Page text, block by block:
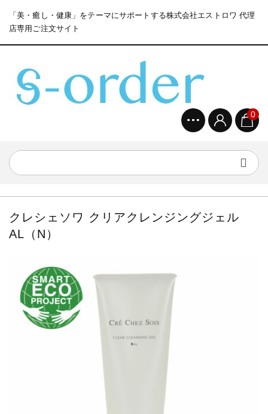
「美・癒し・健康」をテーマにサポートする株式会社エストロワ 代理
店専用ご注文サイト
0
クレシェソワ クリアクレンジングジェル
AL（N）